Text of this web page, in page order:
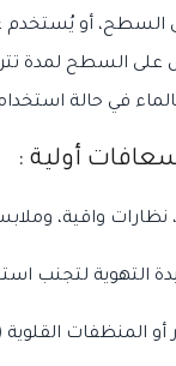
أو يُستخدم
تتراوح بين 5 إلى 15 دقيقة لضمان القضاء
في حالة
أولية :
نظارات واقية،
التهوية لتجنب
أو المنظفات